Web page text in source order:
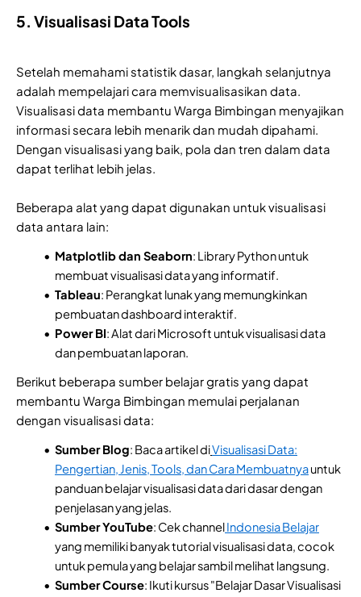
5. Visualisasi Data Tools
Setelah memahami statistik dasar, langkah selanjutnya
adalah mempelajari cara memvisualisasikan data.
Visualisasi data membantu Warga Bimbingan menyajikan
informasi secara lebih menarik dan mudah dipahami.
Dengan visualisasi yang baik, pola dan tren dalam data
dapat terlihat lebih jelas.
Beberapa alat yang dapat digunakan untuk visualisasi
data antara lain:
Matplotlib dan Seaborn: Library Python untuk
membuat visualisasi data yang informatif.
Tableau: Perangkat lunak yang memungkinkan
pembuatan dashboard interaktif.
Power BI: Alat dari Microsoft untuk visualisasi data
dan pembuatan laporan.
Berikut beberapa sumber belajar gratis yang dapat
membantu Warga Bimbingan memulai perjalanan
dengan visualisasi data:
Sumber Blog: Baca artikel diVisualisasi Data:
Pengertian, Jenis, Tools, dan Cara Membuatnyauntuk
panduan belajar visualisasi data dari dasar dengan
penjelasan yang jelas.
Sumber YouTube: Cek channelIndonesia Belajar
yang memiliki banyak tutorial visualisasi data, cocok
untuk pemula yang belajar sambil melihat langsung.
Sumber Course: Ikuti kursus "Belajar Dasar Visualisasi